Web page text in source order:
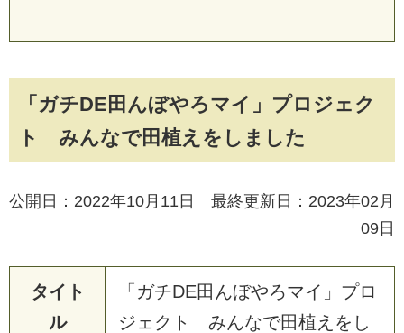
「ガチDE田んぼやろマイ」プロジェク
ト みんなで田植えをしました
公開日：2022年10月11日 最終更新日：2023年02月
09日
タイト
ル
「 ガチDE田 んぼやろマイ 」 プロ
ジ ェ ク ト みんなで田植え を し